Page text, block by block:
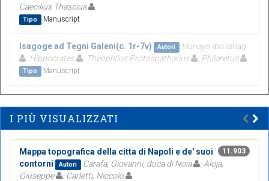
Caecilius Thascius
Tipo Manuscript
Isagoge ad Tegni Galeni(c. 1r-7v) Autori
Hunayn ibn Ishaq
; Hippocrates
; Theophilus Protospatharius ; Philaretus
Tipo Manuscript
I PIÙ VISUALIZZATI
11.903
Mappa topografica della citta di Napoli e de' suoi
contorni
Autori Carafa, Giovanni, duca di Noia
; Aloja,
Giuseppe
; Carletti, Niccolo